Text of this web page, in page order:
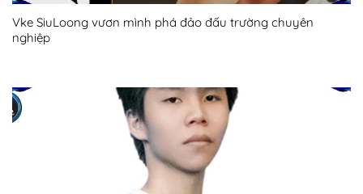
Vke SiuLoong vươn mình phá đảo đấu trường chuyên
nghiệp